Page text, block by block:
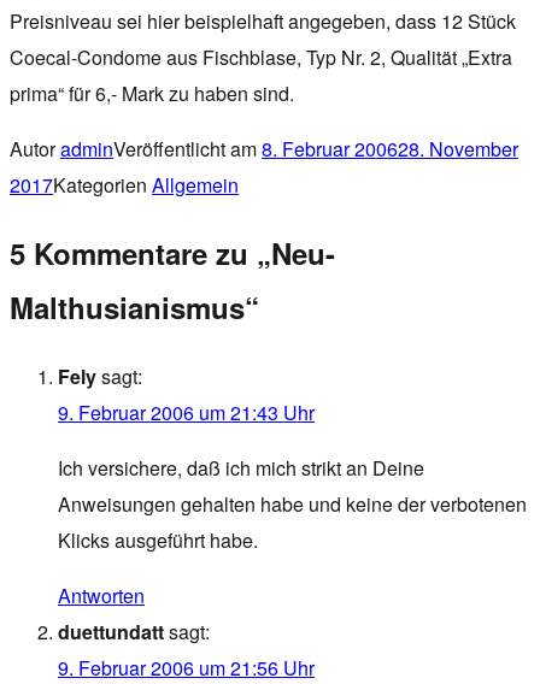
Preisniveau sei hier beispielhaft angegeben, dass 12 Stück
Coecal-Condome aus Fischblase, Typ Nr. 2, Qualität „Extra
prima“ für 6,- Mark zu haben sind.
AutoradminVeröffentlicht am8. Februar 200628. November
2017Kategorien Allgemein
5 Kommentare zu „Neu-
Malthusianismus“
Felysagt:
9. Februar 2006 um 21:43 Uhr
Ich versichere, daß ich mich strikt an Deine
Anweisungen gehalten habe und keine der verbotenen
Klicks ausgeführt habe.
Antworten
duettundattsagt:
9. Februar 2006 um 21:56 Uhr